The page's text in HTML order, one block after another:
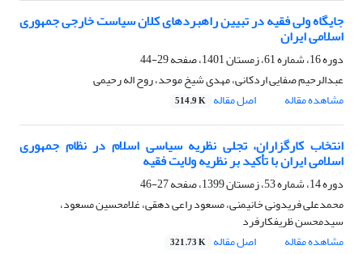
جایگاه ولی فقیه در تبیین راهبردهای کلان سیاست خارجی جمهوری
اسلامی ایران
دوره 16، شماره 61، زمستان 1401، صفحه
29-44
عبدالرحیم صفایی اردکانی، مهدی شیخ موحد، روح اله رحیمی
مشاهده مقاله
اصل مقاله 514.9 K
انتخاب کارگزاران، تجلی نظریه سیاسی اسلام در نظام جمهوری
اسلامی ایران با تأکید بر نظریه ولایت فقیه
دوره 14، شماره 53، زمستان 1399، صفحه
27-46
محمدعلی فریدونی خانیمنی، مسعود راعی دهقی، غلامحسین مسعود،
سیدمحسن ظریفکارفرد
مشاهده مقاله
اصل مقاله 321.73 K